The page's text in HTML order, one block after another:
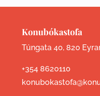
Konubókastofa
Túngata 40, 820
+354 8620110